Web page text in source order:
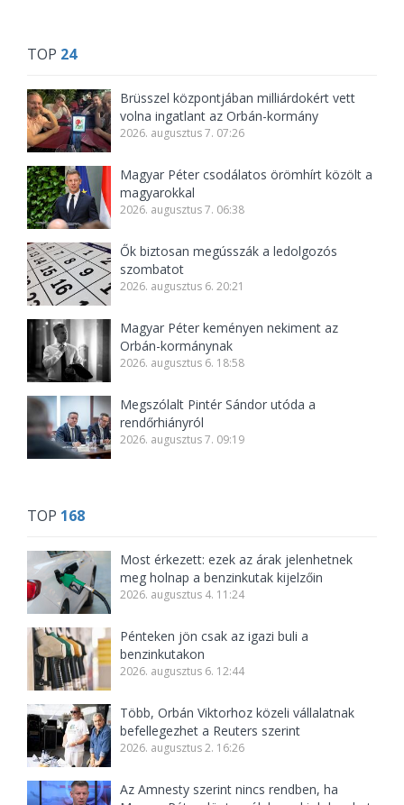
TOP 24
Brüsszel központjában milliárdokért vett
volna ingatlant az Orbán-kormány
2026. augusztus 7. 07:26
Magyar Péter csodálatos örömhírt közölt a
magyarokkal
2026. augusztus 7. 06:38
Ők biztosan megússzák a ledolgozós
szombatot
2026. augusztus 6. 20:21
Magyar Péter keményen nekiment az
Orbán-kormánynak
2026. augusztus 6. 18:58
Megszólalt Pintér Sándor utóda a
rendőrhiányról
2026. augusztus 7. 09:19
TOP 168
Most érkezett: ezek az árak jelenhetnek
meg holnap a benzinkutak kijelzőin
2026. augusztus 4. 11:24
Pénteken jön csak az igazi buli a
benzinkutakon
2026. augusztus 6. 12:44
Több, Orbán Viktorhoz közeli vállalatnak
befellegezhet a Reuters szerint
2026. augusztus 2. 16:26
Az Amnesty szerint nincs rendben, ha